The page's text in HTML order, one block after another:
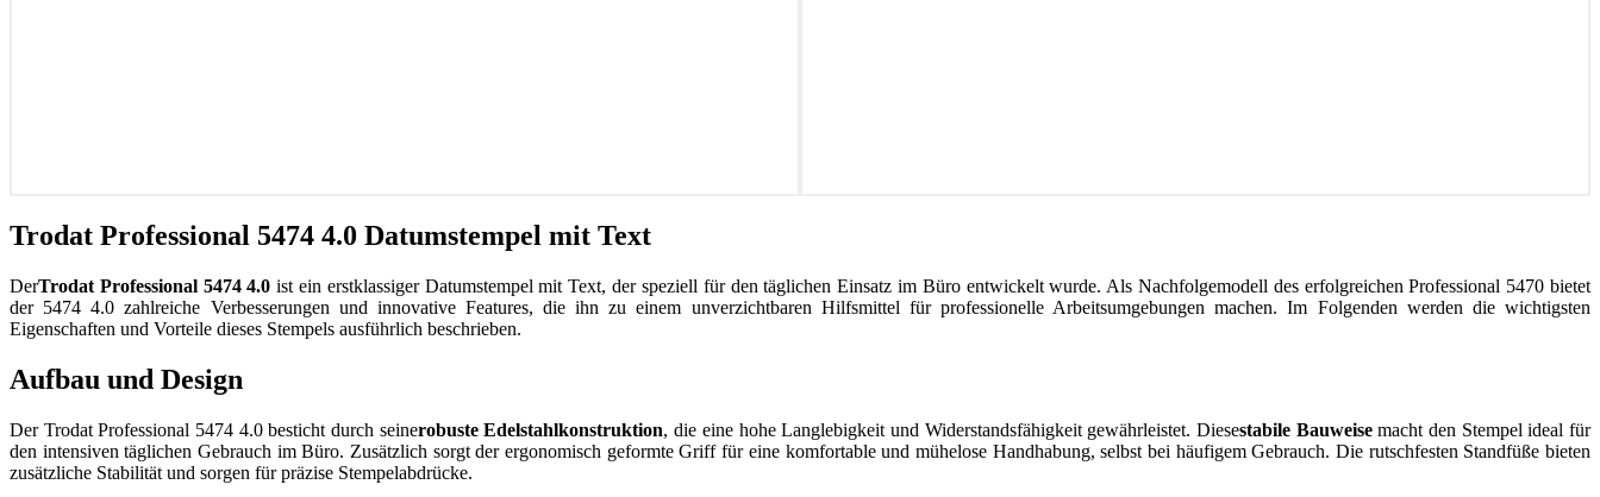
Trodat Professional 5474 4.0 Datumstempel mit Text
DerTrodat Professional 5474 4.0 ist ein erstklassiger Datumstempel mit Text, der speziell für den täglichen Einsatz im Büro entwickelt wurde. Als Nachfolgemodell des erfolgreichen Professional 5470 bietet
der 5474 4.0 zahlreiche Verbesserungen und innovative Features, die ihn zu einem unverzichtbaren Hilfsmittel für professionelle Arbeitsumgebungen machen. Im Folgenden werden die wichtigsten
Eigenschaften und Vorteile dieses Stempels ausführlich beschrieben.
Aufbau und Design
Der Trodat Professional 5474 4.0 besticht durch seinerobuste Edelstahlkonstruktion, die eine hohe Langlebigkeit und Widerstandsfähigkeit gewährleistet. Diesestabile Bauweisemacht den Stempel ideal für
den intensiven täglichen Gebrauch im Büro. Zusätzlich sorgt der ergonomisch geformte Griff für eine komfortable und mühelose Handhabung, selbst bei häufigem Gebrauch. Die rutschfesten Standfüße bieten
zusätzliche Stabilität und sorgen für präzise Stempelabdrücke.